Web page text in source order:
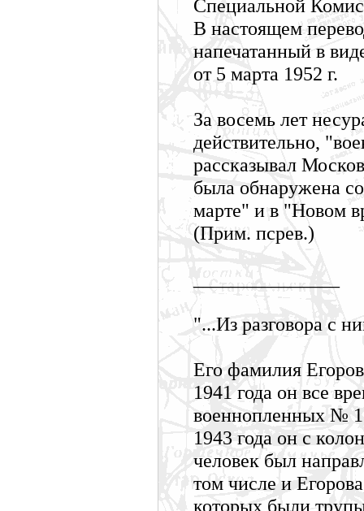
Специальной
В настоящем
напечатанный в
от 5 марта 1952 г.
За восемь лет
действительно,
рассказывал
была обнаружена
марте" и в "Новом
(Прим. псрев.)
"...Из разговора с
Его фамилия
1941 года он все
военнопленных №
1943 года он с
человек был
том числе и
которых были